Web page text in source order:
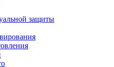
защиты